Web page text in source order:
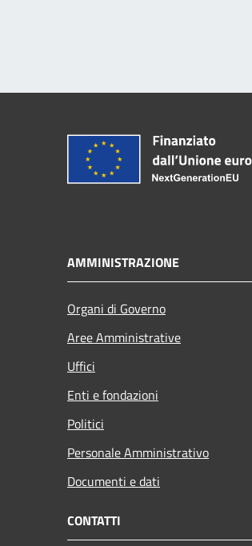
AMMINISTRAZIONE
Organi di Governo
Aree Amministrative
Uffici
Enti e fondazioni
Politici
Personale Amministrativo
Documenti e dati
CONTATTI